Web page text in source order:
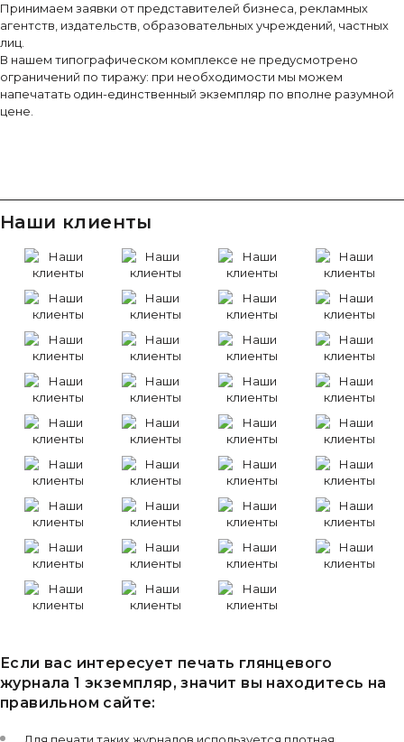
Принимаем заявки от представителей бизнеса, рекламных
агентств, издательств, образовательных учреждений, частных
лиц.
В нашем типографическом комплексе не предусмотрено
ограничений по тиражу: при необходимости мы можем
напечатать один-единственный экземпляр по вполне разумной
цене.
Наши клиенты
Если вас интересует печать глянцевого
журнала 1 экземпляр, значит вы находитесь на
правильном сайте: